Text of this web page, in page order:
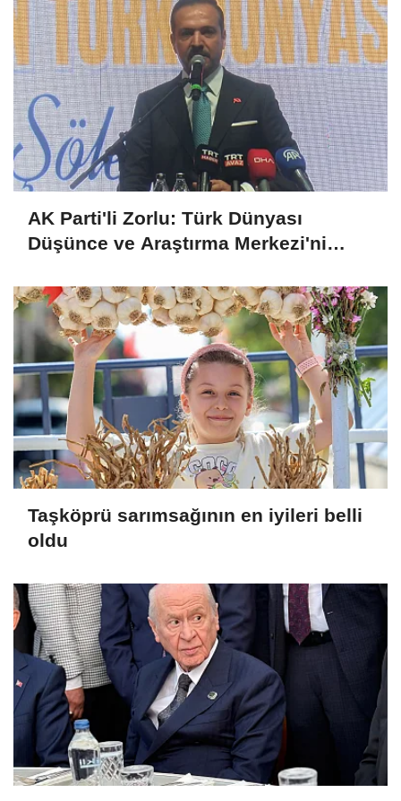
AK Parti'li Zorlu: Türk Dünyası
Düşünce ve Araştırma Merkezi'ni
Taşköprü sarımsağının en iyileri belli
oldu